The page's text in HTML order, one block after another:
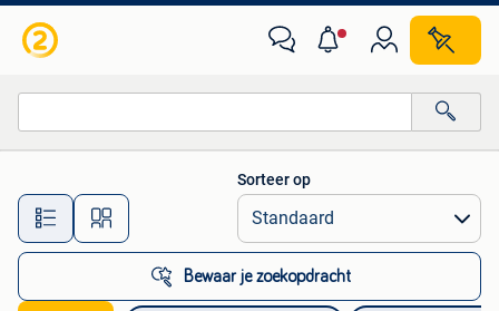
Alle afstanden…
Sorteer op
Bewaar je zoekopdracht